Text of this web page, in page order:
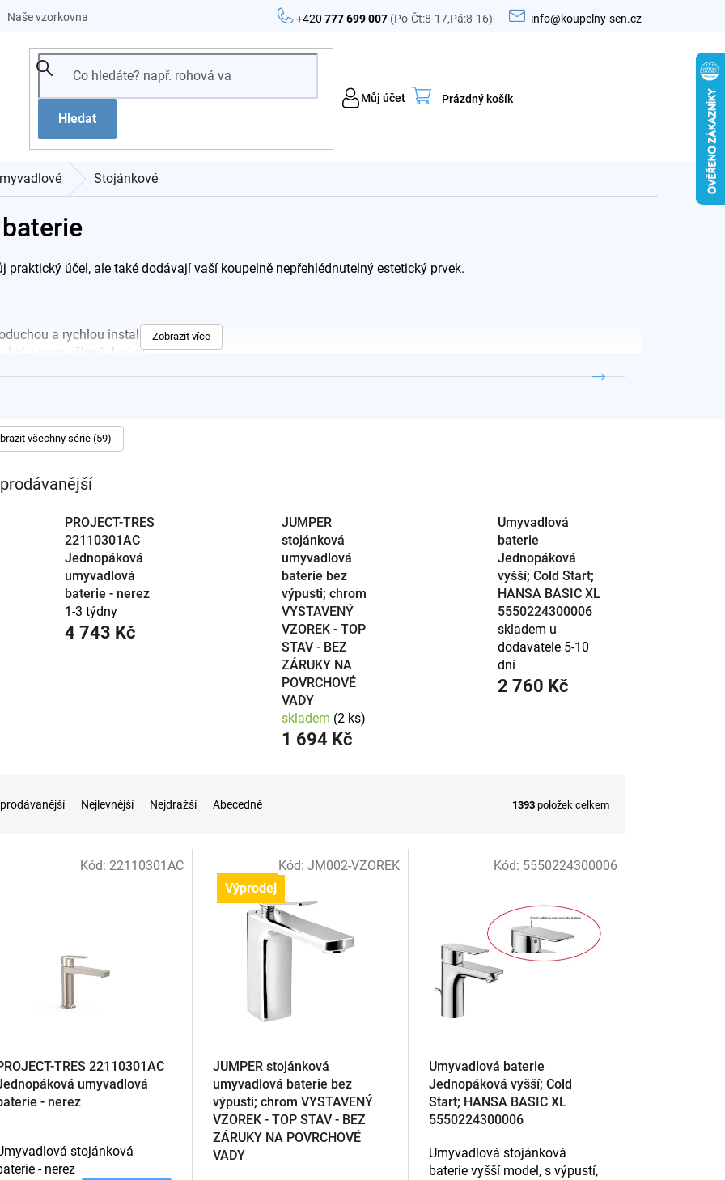
+420777 699 007 (Po-Čt:8-17,Pá:8-16) info@koupelny-sen.cz
Naše vzorkovna
Hledat
Můj účet
Nákupní
Prázdný košík
Stojánkové
praktický účel, ale také dodávají vaší koupelně nepřehlédnutelný estetický prvek.
a rychlou instalaci.
a promyšlený design.
vestavěná umyvadla.
umyvadlové baterie, naše nabídka zahrnuje všechny aktuální barvy a styly.
Zobrazit více
všechny série (59)
PROJECT-TRES
22110301AC
Jednopáková
umyvadlová
baterie - nerez
1-3 týdny
4 743 Kč
JUMPER
stojánková
umyvadlová
baterie bez
výpusti; chrom
VYSTAVENÝ
VZOREK - TOP
STAV - BEZ
ZÁRUKY NA
POVRCHOVÉ
VADY
skladem (2 ks)
1 694 Kč
Umyvadlová
baterie
Jednopáková
vyšší; Cold Start;
HANSA BASIC XL
5550224300006
skladem u
dodavatele 5-10
dní
2 760 Kč
Nejlevnější Nejdražší Abecedně 1393 položek celkem
TRES 22110301AC
umyvadlová
- nerez
stojánková
- nerez
Kód: 22110301AC
Výprodej
JUMPER stojánková
umyvadlová baterie bez
výpusti; chrom VYSTAVENÝ
VZOREK - TOP STAV - BEZ
ZÁRUKY NA POVRCHOVÉ
VADY
Kód:JM002-VZOREK
Umyvadlová baterie
Jednopáková vyšší; Cold
Start; HANSA BASIC XL
5550224300006
Umyvadlová stojánková
baterie vyšší model, s výpustí,
Kód: 5550224300006